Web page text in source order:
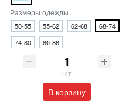
Размеры одежды
50-55 55-62 62-68
68-74
74-80
80-86
шт
В корзину